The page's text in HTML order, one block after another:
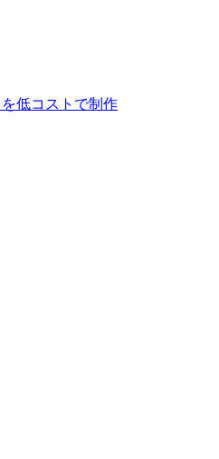
低コストで制作